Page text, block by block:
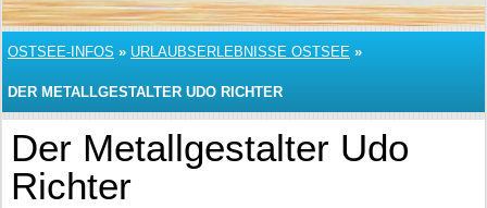
OSTSEE-INFOS » URLAUBSERLEBNISSE OSTSEE »
DER METALLGESTALTER UDO RICHTER
Der Metallgestalter Udo
Richter